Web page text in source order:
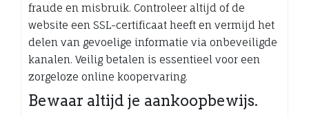
fraude en misbruik. Controleer altijd of de
website een SSL-certificaat heeft en vermijd het
delen van gevoelige informatie via onbeveiligde
kanalen. Veilig betalen is essentieel voor een
zorgeloze online koopervaring.
Bewaar altijd je aankoopbewijs.